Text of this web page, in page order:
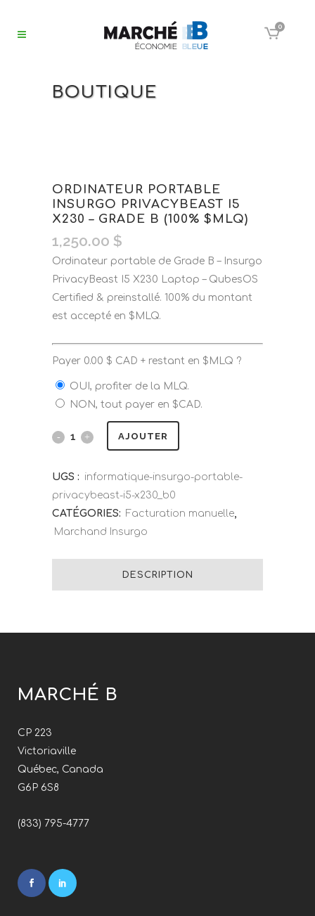
0
BOUTIQUE
ORDINATEUR PORTABLE
INSURGO PRIVACYBEAST I5
X230 – GRADE B (100% $MLQ)
1,250.00 $
Ordinateur portable de Grade B – Insurgo
PrivacyBeast I5 X230 Laptop – QubesOS
Certified & preinstallé. 100% du montant
est accepté en $MLQ.
Payer 0.00 $ CAD + restant en $MLQ ?
OUI, profiter de la MLQ.
NON, tout payer en $CAD.
AJOUTER
UGS : informatique-insurgo-portable-
privacybeast-i5-x230_b0
CATÉGORIES: Facturation manuelle,
Marchand Insurgo
DESCRIPTION
MARCHÉ B
CP 223
Victoriaville
Québec, Canada
G6P 6S8
(833) 795-4777